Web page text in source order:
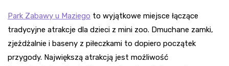
Park Zabawy u Maziego to wyjątkowe miejsce łączące
tradycyjne atrakcje dla dzieci z mini zoo. Dmuchane zamki,
zjeżdżalnie i baseny z piłeczkami to dopiero początek
przygody. Największą atrakcją jest możliwość